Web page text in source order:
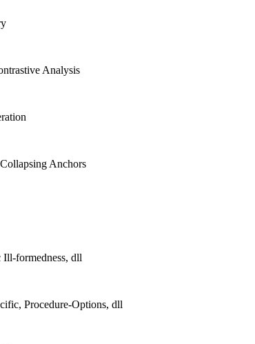
Analysis
Anchors
Ill-formedness, dll
Procedure-Options, dll